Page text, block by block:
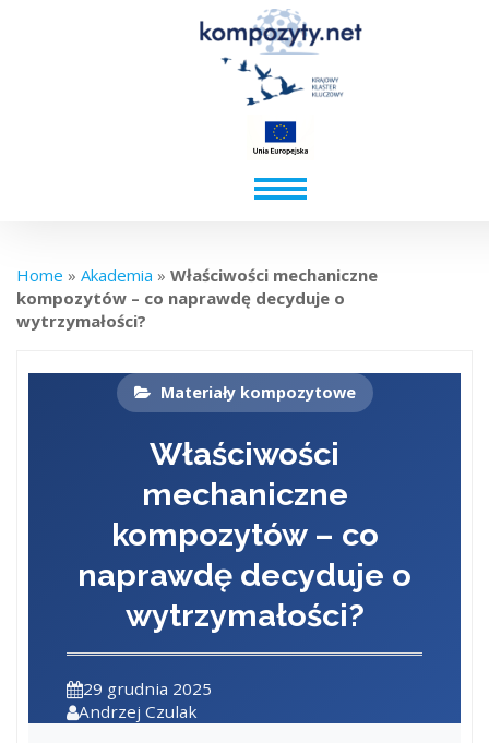
Home » Akademia » Właściwości mechaniczne
kompozytów – co naprawdę decyduje o
wytrzymałości?
Materiały kompozytowe
Właściwości
mechaniczne
kompozytów – co
naprawdę decyduje o
wytrzymałości?
29 grudnia 2025
Andrzej Czulak